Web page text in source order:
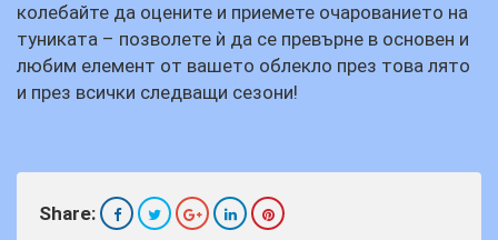
колебайте да оцените и приемете очарованието на
туниката – позволете ѝ да се превърне в основен и
любим елемент от вашето облекло през това лято
и през всички следващи сезони!
Share: